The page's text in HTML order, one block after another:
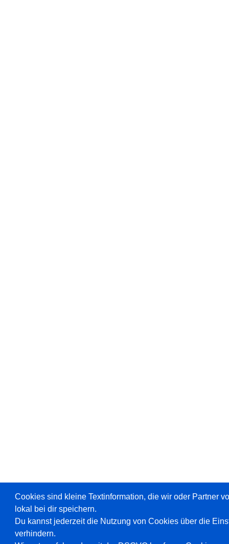
Cookies sind kleine Textinformation, die wir oder Partner
lokal bei dir speichern.
Du kannst jederzeit die Nutzung von Cookies über die
verhindern.